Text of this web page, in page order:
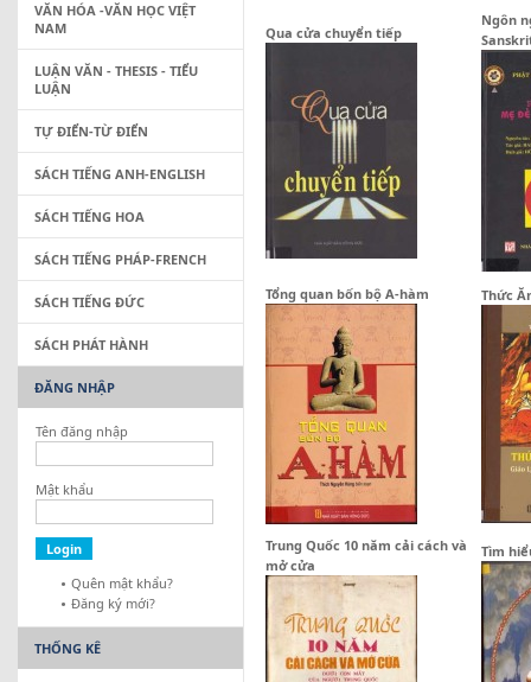
Qua cửa chuyển tiếp
Ngôn
Tổng quan bốn bộ A-hàm Thức
Trung Quốc 10 năm cải cách và
mở cửa
Tìm
VĂN HÓA -VĂN HỌC VIỆT
NAM
LUẬN VĂN - THESIS - TIỂU
LUẬN
TỰ ĐIỂN-TỪ ĐIỂN
SÁCH TIẾNG ANH-ENGLISH
SÁCH TIẾNG HOA
SÁCH TIẾNG PHÁP-FRENCH
SÁCH TIẾNG ĐỨC
SÁCH PHÁT HÀNH
ĐĂNG NHẬP
Tên đăng nhập
Mật khẩu
Quên mật khẩu?
Đăng ký mới?
THỐNG KÊ